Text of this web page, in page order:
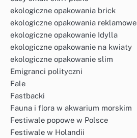
ekologiczne opakowania brick
ekologiczne opakowania reklamowe
ekologiczne opakowanie Idylla
ekologiczne opakowanie na kwiaty
ekologiczne opakowanie slim
Emigranci polityczni
Fale
Fastbacki
Fauna i flora w akwarium morskim
Festiwale popowe w Polsce
Festiwale w Holandii